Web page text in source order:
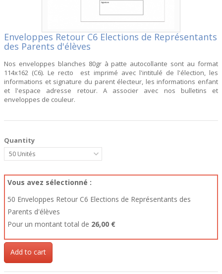
Enveloppes Retour C6 Elections de Représentants
des Parents d'élèves
Nos enveloppes blanches 80gr à patte autocollante sont au format
114x162 (C6). Le recto est imprimé avec l'intitulé de l'élection, les
informations et signature du parent électeur, les informations enfant
et l'espace adresse retour. A associer avec nos bulletins et
enveloppes de couleur.
Quantity
50
Vous avez sélectionné :
50 Enveloppes Retour C6 Elections de Représentants des
Parents d'élèves
Pour un montant total de 26,00 €
Add to cart